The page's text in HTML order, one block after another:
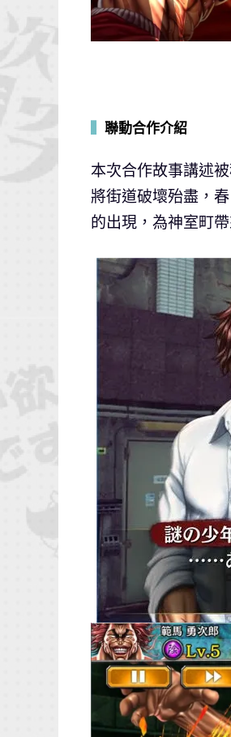
聯動合作介紹
本次合作故事講述
將街道破壞殆盡，
的出現，為神室町